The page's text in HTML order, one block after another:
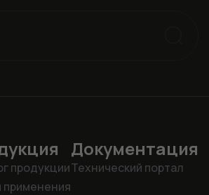
продукции
Документация
Технический портал